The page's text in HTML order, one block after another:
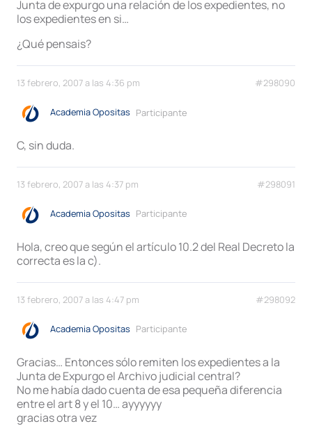
Junta de expurgo una relación de los expedientes, no
los expedientes en si…
¿Qué pensais?
13 febrero, 2007 a las 4:36 pm #298090
Academia Opositas Participante
C, sin duda.
13 febrero, 2007 a las 4:37 pm #298091
Academia Opositas Participante
Hola, creo que según el artículo 10.2 del Real Decreto la
correcta es la c).
13 febrero, 2007 a las 4:47 pm #298092
Academia Opositas Participante
Gracias… Entonces sólo remiten los expedientes a la
Junta de Expurgo el Archivo judicial central?
No me había dado cuenta de esa pequeña diferencia
entre el art 8 y el 10… ayyyyyy
gracias otra vez